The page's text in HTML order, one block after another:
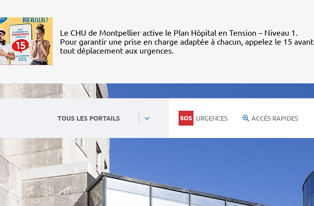
Le CHU de Montpellier active le Plan Hôpital en Tension – Niveau 1.
Pour garantir une prise en charge adaptée à chacun, appelez le 15 avant
tout déplacement aux urgences.
TOUS LES PORTAILS URGENCES ACCÈS RAPIDES